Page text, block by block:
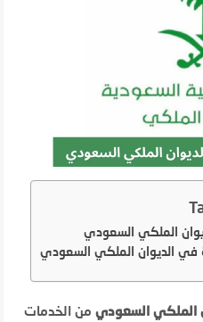
الملكي السعودي
في الديوان الملكي السعودي
الملكي السعودي من الخدمات